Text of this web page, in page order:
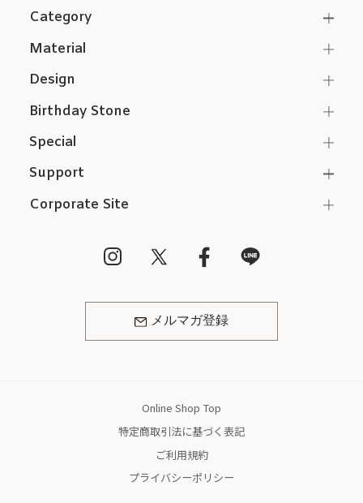
Category
Support
Corporate Site
メルマガ登録
Material
Design
Birthday Stone
Special
Online Shop Top
特定商取引法に基づく表記
ご利用規約
プライバシーポリシー